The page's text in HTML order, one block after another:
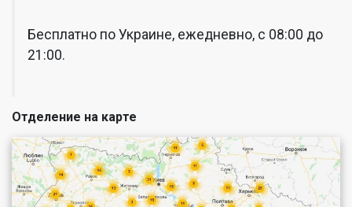
Бесплатно по Украине, ежедневно, с 08:00 до
21:00.
Отделение на карте